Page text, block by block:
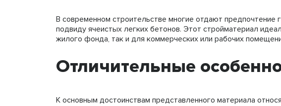
В современном строительстве многие отдают предпочтение
подвиду ячеистых легких бетонов. Этот стройматериал
жилого фонда, так и для коммерческих или рабочих
Отличительные
К основным достоинствам представленного материала